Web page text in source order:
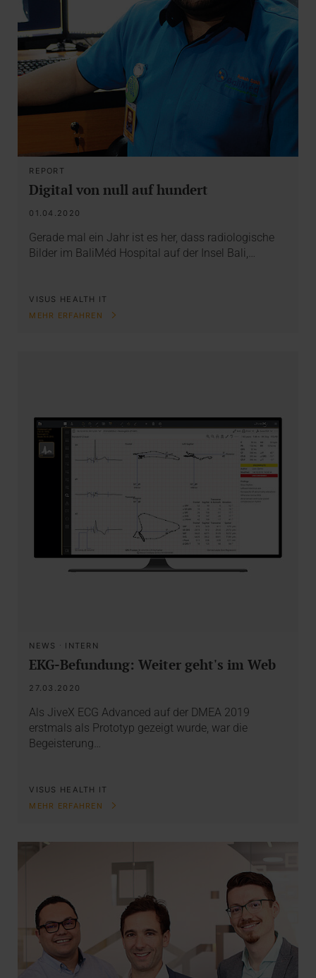
REPORT
Digital von null auf hundert
01.04.2020
Gerade mal ein Jahr ist es her, dass radiologische
Bilder im BaliMéd Hospital auf der Insel Bali,…
VISUS HEALTH IT
MEHR ERFAHREN
NEWS · INTERN
EKG-Befundung: Weiter geht's im Web
27.03.2020
Als JiveX ECG Advanced auf der DMEA 2019
erstmals als Prototyp gezeigt wurde, war die
Begeisterung…
VISUS HEALTH IT
MEHR ERFAHREN